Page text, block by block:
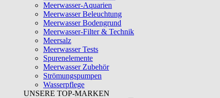
Meerwasser-Aquarien
Meerwasser Beleuchtung
Meerwasser Bodengrund
Meerwasser-Filter & Technik
Meersalz
Meerwasser Tests
Spurenelemente
Meerwasser Zubehör
Strömungspumpen
Wasserpflege
UNSERE TOP-MARKEN